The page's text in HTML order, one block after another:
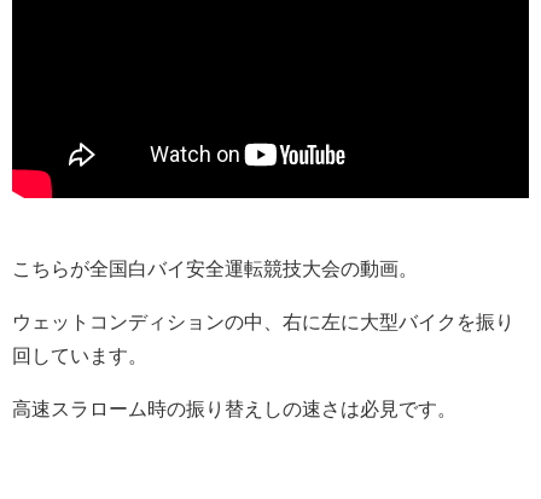
こちらが全国白バイ安全運転競技大会の動画。
ウェットコンディションの中、右に左に大型バイクを振り
回しています。
高速スラローム時の振り替えしの速さは必見です。